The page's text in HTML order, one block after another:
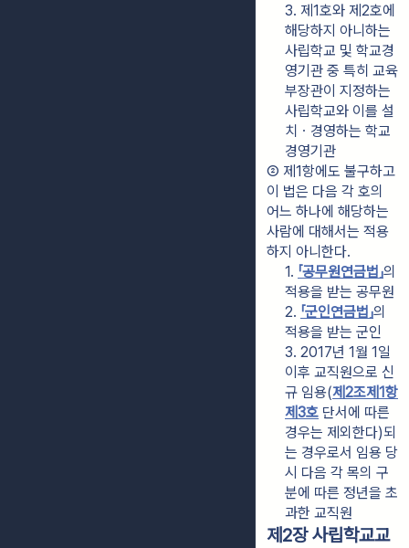
3. 제1호와 제2호에
해당하지 아니하는
사립학교 및 학교경
영기관 중 특히 교육
부장관이 지정하는
사립학교와 이를 설
치ㆍ경영하는 학교
경영기관
② 제1항에도 불구하고
이 법은 다음 각 호의
어느 하나에 해당하는
사람에 대해서는 적용
하지 아니한다.
1. 「공무원연금법」의
적용을 받는 공무원
2. 「군인연금법」의
적용을 받는 군인
3. 2017년 1월 1일
이후 교직원으로 신
규 임용(제2조제1항
제3호 단서에 따른
경우는 제외한다)되
는 경우로서 임용 당
시 다음 각 목의 구
분에 따른 정년을 초
과한 교직원
제2장 사립학교교